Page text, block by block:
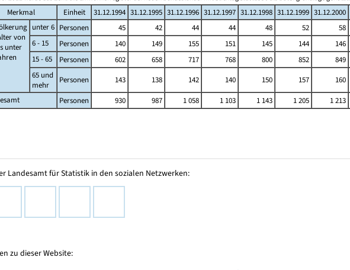
Merkmal Einheit 31.12.1994 31.12.1995 31.12.1996 31.12.1997 31.12.1998 31.12.1999 31.12.2000
von
unter
unter 6 Personen 45 42 44 44 48 52 58
6 - 15
Personen 140 149 155 151 145 144 146
15 - 65
Personen 602 658 717 768 800 852 849
65 und
mehr
Personen 143 138 142 140 150 157 160
Personen 930 987 1 058 1 103 1 143 1 205 1 213
Landesamt für Statistik in den sozialen Netzwerken:
zu dieser Website: